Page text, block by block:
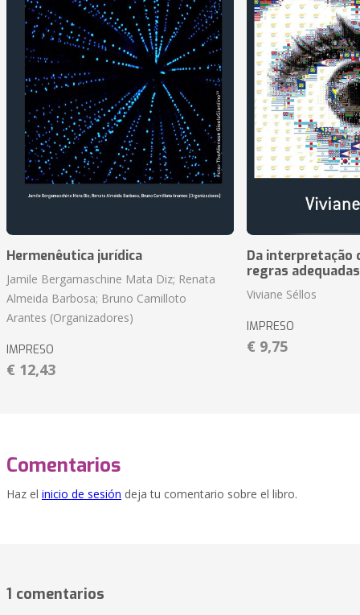
Hermenêutica jurídica
Jamile Bergamaschine Mata Diz; Renata
Almeida Barbosa; Bruno Camilloto
Arantes (Organizadores)
IMPRESO
€ 12,43
Da interpretação
regras
Viviane Séllos
IMPRESO
€ 9,75
Comentarios
Haz el inicio de sesión deja tu comentario sobre el libro.
1 comentarios